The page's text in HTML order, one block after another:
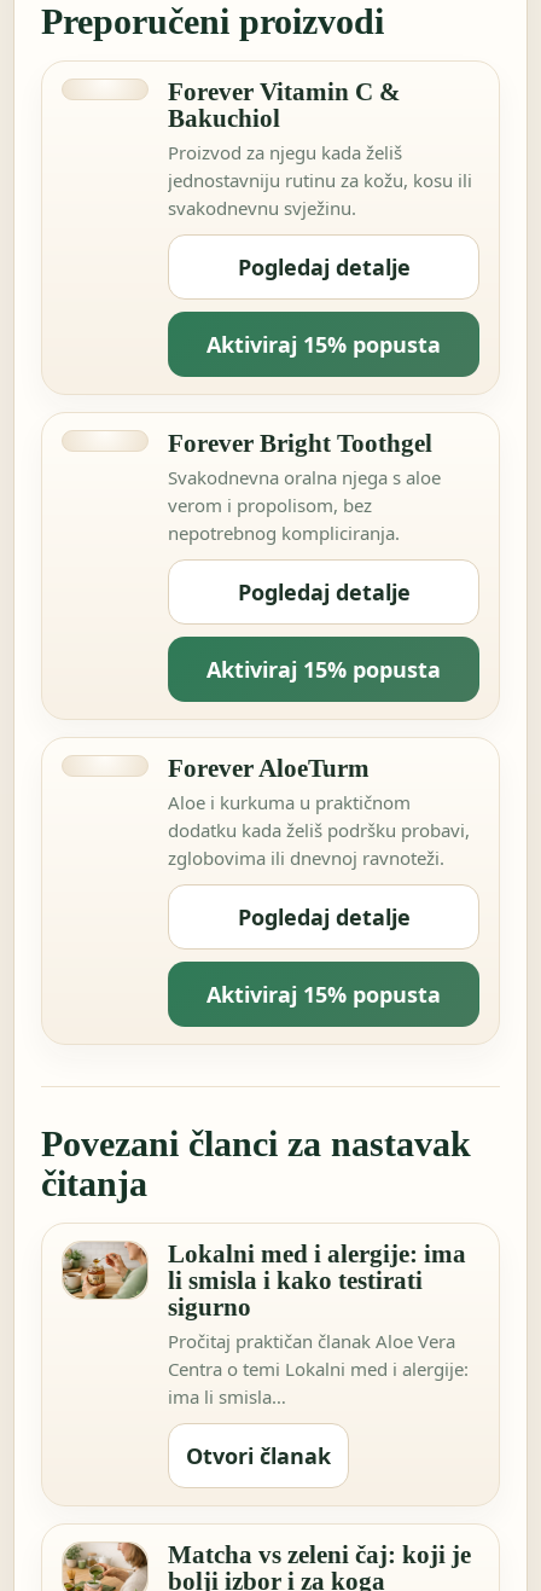
Preporučeni proizvodi
Forever Vitamin C &
Bakuchiol
Proizvod za njegu kada želiš
jednostavniju rutinu za kožu, kosu ili
svakodnevnu svježinu.
Pogledaj detalje
Aktiviraj 15% popusta
Forever Bright Toothgel
Svakodnevna oralna njega s aloe
verom i propolisom, bez
nepotrebnog kompliciranja.
Pogledaj detalje
Aktiviraj 15% popusta
Forever AloeTurm
Aloe i kurkuma u praktičnom
dodatku kada želiš podršku probavi,
zglobovima ili dnevnoj ravnoteži.
Pogledaj detalje
Aktiviraj 15% popusta
Povezani članci za nastavak
čitanja
Lokalni med i alergije: ima
li smisla i kako testirati
sigurno
Pročitaj praktičan članak Aloe Vera
Centra o temi Lokalni med i alergije:
ima li smisla…
Otvori članak
Matcha vs zeleni čaj: koji je
bolji izbor i za koga